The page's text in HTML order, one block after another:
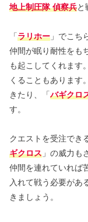
地上制圧隊 偵察兵と
「ラリホー 」でこち
仲間が眠り耐性をも
も起こしてくれます
くることもあります
きたり、「バギクロ
す。
クエストを受注でき
ギクロス 」の威力も
仲間を連れていれば
入れて戦う必要があ
きましょう。